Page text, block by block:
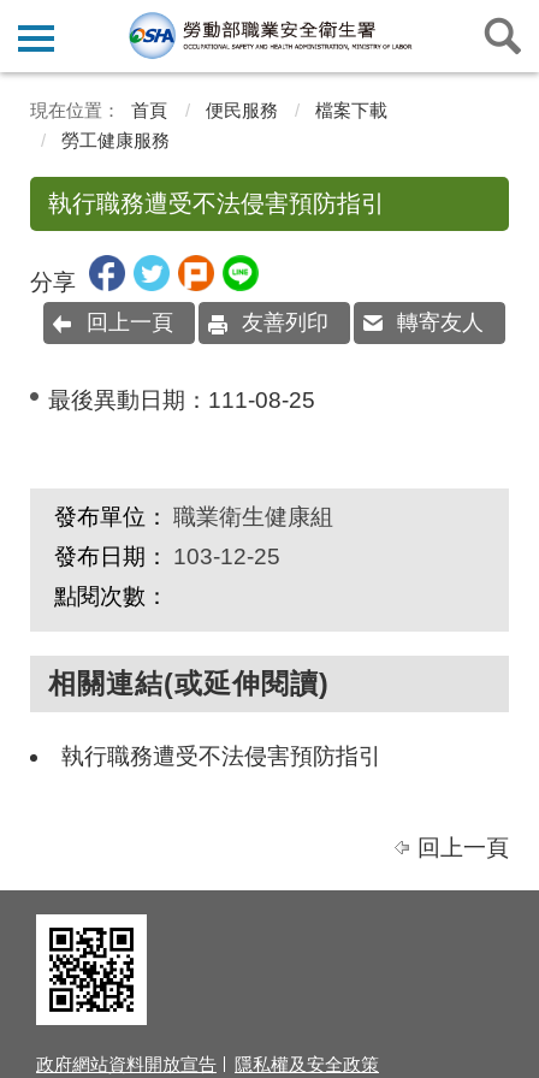
首頁 便民服務
檔案下載
勞工健康服務
執行職務遭受不法侵害預防指引
分享
回上一頁 友善列印 轉寄友人
最後異動日期： 111-08-25
發布單位： 職業衛生健康組
發布日期：
103-12-25
點閱次數：
相關連結(或延伸閱讀)
執行職務遭受不法侵害預防指引
回上一頁
政府網站資料開放宣告 隱私權及安全政策